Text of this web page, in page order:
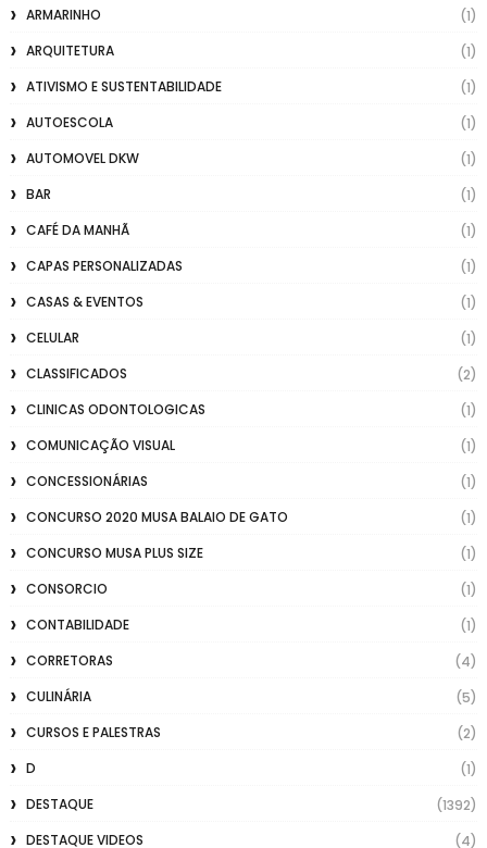
ARMARINHO
(1)
ARQUITETURA
(1)
ATIVISMO E SUSTENTABILIDADE
(1)
AUTOESCOLA
(1)
AUTOMOVEL DKW
(1)
BAR
(1)
CAFÉ DA MANHÃ
(1)
CAPAS PERSONALIZADAS
(1)
CASAS & EVENTOS
(1)
CELULAR
(1)
CLASSIFICADOS
(2)
CLINICAS ODONTOLOGICAS
(1)
COMUNICAÇÃO VISUAL
(1)
CONCESSIONÁRIAS
(1)
CONCURSO 2020 MUSA BALAIO DE GATO
(1)
CONCURSO MUSA PLUS SIZE
(1)
CONSORCIO
(1)
CONTABILIDADE
(1)
CORRETORAS
(4)
CULINÁRIA
(5)
CURSOS E PALESTRAS
(2)
D
(1)
DESTAQUE
(1392)
DESTAQUE VIDEOS
(4)